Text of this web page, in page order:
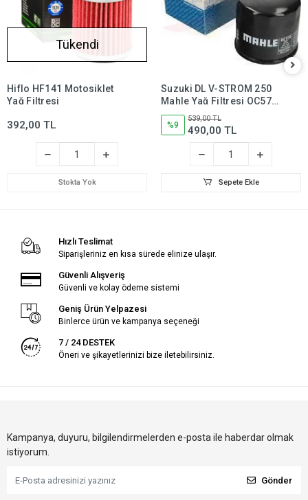
Tükendi
Hiflo HF141 Motosiklet
Yağ Filtresi
392,00 TL
Stokta Yok
Suzuki DL V-STROM 250
Mahle Yağ Filtresi OC574,
dl250,dlv250
%9
539,00 TL
490,00 TL
Sepete Ekle
Hızlı Teslimat
Siparişleriniz en kısa sürede elinize ulaşır.
Güvenli Alışveriş
Güvenli ve kolay ödeme sistemi
Geniş Ürün Yelpazesi
Binlerce ürün ve kampanya seçeneği
7 / 24 DESTEK
Öneri ve şikayetlerinizi bize iletebilirsiniz.
Kampanya, duyuru, bilgilendirmelerden e-posta ile haberdar olmak
istiyorum.
Gönder